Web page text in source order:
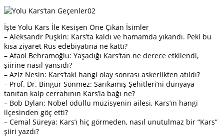
İşte Yolu Kars İle Kesişen Öne Çıkan İsimler
– Aleksandr Puşkin: Kars’ta kaldı ve hamamda yıkandı. Peki bu
kısa ziyaret Rus edebiyatına ne kattı?
– Ataol Behramoğlu: Yaşadığı Kars’tan ne derece etkilendi,
şiirine nasıl yansıdı?
– Aziz Nesin: Kars’taki hangi olay sonrası askerlikten atıldı?
– Prof. Dr. Bingür Sönmez: Sarıkamış Şehitleri’ni dünyaya
tanıtan kalp cerrahının Kars’la bağı ne?
– Bob Dylan: Nobel ödüllü müzisyenin ailesi, Kars’ın hangi
ilçesinden göç etti?
– Cemal Süreya: Kars’ı hiç görmeden, nasıl unutulmaz bir “Kars”
şiiri yazdı?